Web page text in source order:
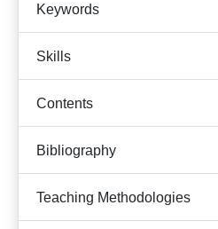
Keywords
Skills
Contents
Bibliography
Teaching Methodologies